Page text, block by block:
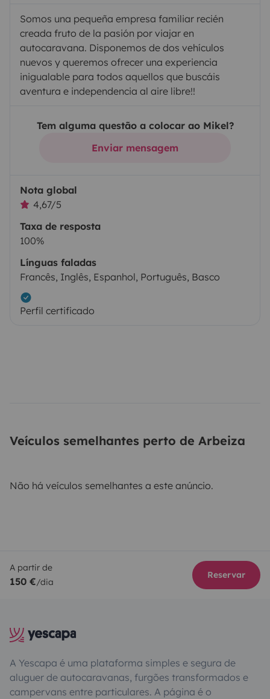
Somos una pequeña empresa familiar recién
creada fruto de la pasión por viajar en
autocaravana. Disponemos de dos vehículos
nuevos y queremos ofrecer una experiencia
inigualable para todos aquellos que buscáis
aventura e independencia al aire libre!!
Tem alguma questão a colocar ao Mikel?
Enviar mensagem
Nota global
4,67/5
Taxa de resposta
100%
Línguas faladas
Francês, Inglês, Espanhol, Português, Basco
Perfil certificado
Veículos semelhantes perto de Arbeiza
Não há veículos semelhantes a este anúncio.
A partir de
150 €/dia
Reservar
A Yescapa é uma plataforma simples e segura de
aluguer de autocaravanas, furgões transformados e
campervans entre particulares. A página é o